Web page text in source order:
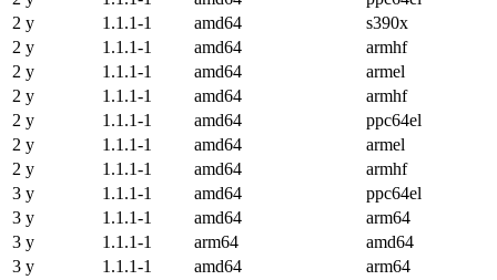
2 y
1.1.1-1 amd64
s390x
2 y
1.1.1-1 amd64
armhf
2 y
1.1.1-1 amd64
armel
2 y
1.1.1-1 amd64
armhf
2 y
1.1.1-1 amd64
ppc64el
2 y
1.1.1-1 amd64
armel
2 y
1.1.1-1 amd64
armhf
3 y
1.1.1-1 amd64
ppc64el
3 y
1.1.1-1 amd64
arm64
3 y
1.1.1-1 arm64
amd64
3 y
1.1.1-1 amd64
arm64